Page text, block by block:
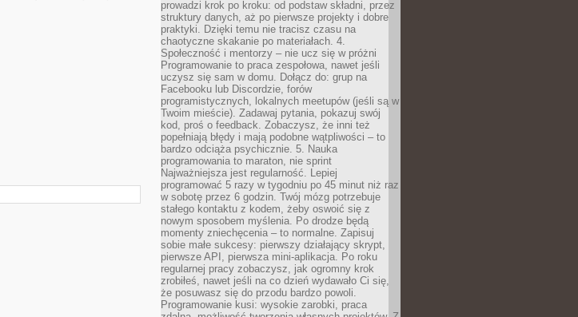
prowadzi krok po kroku: od podstaw składni, przez
struktury danych, aż po pierwsze projekty i dobre
praktyki. Dzięki temu nie tracisz czasu na
chaotyczne skakanie po materiałach. 4.
Społeczność i mentorzy – nie ucz się w próżni
Programowanie to praca zespołowa, nawet jeśli
uczysz się sam w domu. Dołącz do: grup na
Facebooku lub Discordzie, forów
programistycznych, lokalnych meetupów (jeśli są w
Twoim mieście). Zadawaj pytania, pokazuj swój
kod, proś o feedback. Zobaczysz, że inni też
popełniają błędy i mają podobne wątpliwości – to
bardzo odciąża psychicznie. 5. Nauka
programowania to maraton, nie sprint
Najważniejsza jest regularność. Lepiej
programować 5 razy w tygodniu po 45 minut niż raz
w sobotę przez 6 godzin. Twój mózg potrzebuje
stałego kontaktu z kodem, żeby oswoić się z
nowym sposobem myślenia. Po drodze będą
momenty zniechęcenia – to normalne. Zapisuj
sobie małe sukcesy: pierwszy działający skrypt,
pierwsze API, pierwsza mini-aplikacja. Po roku
regularnej pracy zobaczysz, jak ogromny krok
zrobiłeś, nawet jeśli na co dzień wydawało Ci się,
że posuwasz się do przodu bardzo powoli.
Programowanie kusi: wysokie zarobki, praca